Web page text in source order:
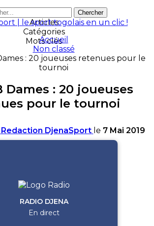
Articles
Catégories
Mots clés
Accueil
Non classé
: 20 joueuses retenues pour le
tournoi
Dames : 20 joueuses
pour le tournoi
Redaction DjenaSport le 7 Mai 2019
RADIO DJENA
En direct